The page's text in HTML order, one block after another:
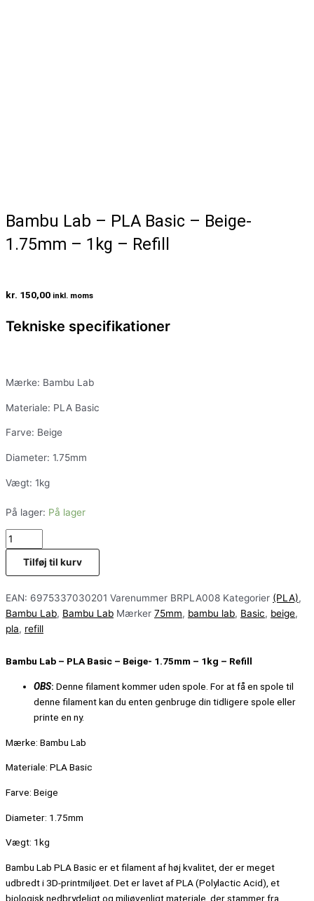
Bambu Lab – PLA Basic – Beige-
1.75mm – 1kg – Refill
kr. 150,00 inkl. moms
Tekniske specifikationer
Mærke: Bambu Lab
Materiale: PLA Basic
Farve: Beige
Diameter: 1.75mm
Vægt: 1kg
På lager: På lager
Tilføj til kurv
EAN: 6975337030201 Varenummer BRPLA008 Kategorier (PLA),
Bambu Lab, Bambu Lab Mærker 75mm, bambu lab, Basic, beige,
pla, refill
Bambu Lab – PLA Basic – Beige- 1.75mm – 1kg – Refill
OBS: Denne filament kommer uden spole. For at få en spole til
denne filament kan du enten genbruge din tidligere spole eller
printe en ny.
Mærke: Bambu Lab
Materiale: PLA Basic
Farve: Beige
Diameter: 1.75mm
Vægt: 1kg
Bambu Lab PLA Basic er et filament af høj kvalitet, der er meget
udbredt i 3D-printmiljøet. Det er lavet af PLA (Polylactic Acid), et
biologisk nedbrydeligt og miljøvenligt materiale, der stammer fra